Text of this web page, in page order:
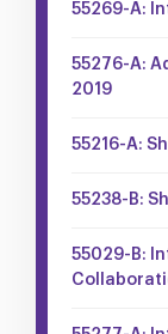
55269-A:
55276-A:
2019
55216-A:
55238-B:
55029-B: